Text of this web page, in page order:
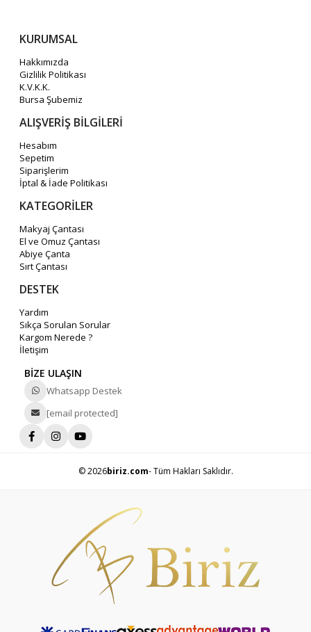
KURUMSAL
Hakkımızda
Gizlilik Politikası
K.V.K.K.
Bursa Şubemiz
ALIŞVERİŞ BİLGİLERİ
Hesabım
Sepetim
Siparişlerim
İptal & İade Politikası
KATEGORİLER
Makyaj Çantası
El ve Omuz Çantası
Abiye Çanta
Sırt Çantası
DESTEK
Yardım
Sıkça Sorulan Sorular
Kargom Nerede ?
İletişim
BİZE ULAŞIN
Whatsapp Destek
[email protected]
© 2026biriz.com- Tüm Hakları Saklıdır.